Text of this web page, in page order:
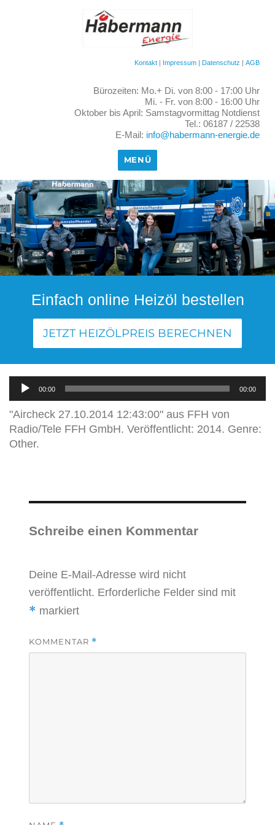
Kontakt | Impressum | Datenschutz | AGB
Bürozeiten: Mo.+ Di. von 8:00 - 17:00 Uhr
Mi. - Fr. von 8:00 - 16:00 Uhr
Oktober bis April: Samstagvormittag Notdienst
Tel.: 06187 / 22538
E-Mail: info@habermann-energie.de
MENÜ
Einfach online Heizöl bestellen
JETZT HEIZÖLPREIS BERECHNEN
Player
00:00 00:00
"Aircheck 27.10.2014 12:43:00" aus FFH von
Radio/Tele FFH GmbH. Veröffentlicht: 2014. Genre:
Other.
Schreibe einen Kommentar
Deine E-Mail-Adresse wird nicht
veröffentlicht. Erforderliche Felder sind mit
* markiert
KOMMENTAR *